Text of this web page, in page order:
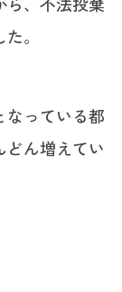
。
なっている都
ん増えてい